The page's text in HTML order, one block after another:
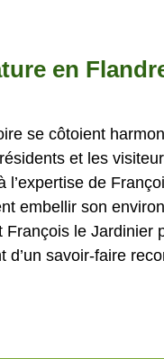
en
se côtoient
et les
de
embellir son
François le Jardinier
savoir-faire